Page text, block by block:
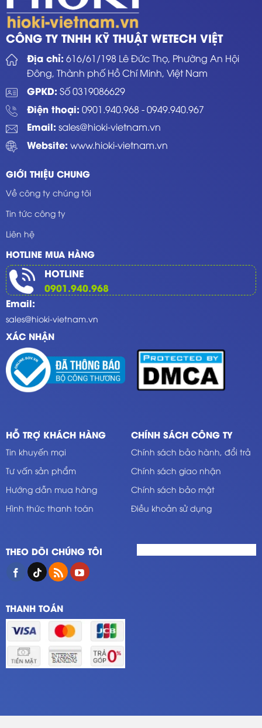
CÔNG TY TNHH KỸ THUẬT WETECH VIỆT
Địa chỉ: 616/61/198 Lê Đức Thọ, Phường An Hội
Đông, Thành phố Hồ Chí Minh, Việt Nam
GPKD: Số 0319086629
Điện thoại: 0901.940.968-0949.940.967
Email: sales@hioki-vietnam.vn
Website: www.hioki-vietnam.vn
GIỚI THIỆU CHUNG
Về công ty chúng tôi
Tin tức công ty
Liên hệ
HOTLINE MUA HÀNG
HOTLINE
0901.940.968
Email:
sales@hioki-vietnam.vn
XÁC NHẬN
HỖ TRỢ KHÁCH HÀNG
Tin khuyến mại
Tư vấn sản phẩm
Hướng dẫn mua hàng
Hình thức thanh toán
CHÍNH SÁCH CÔNG TY
Chính sách bảo hành, đổi trả
Chính sách giao nhận
Chính sách bảo mật
Điều khoản sử dụng
THEO DÕI CHÚNG TÔI
THANH TOÁN